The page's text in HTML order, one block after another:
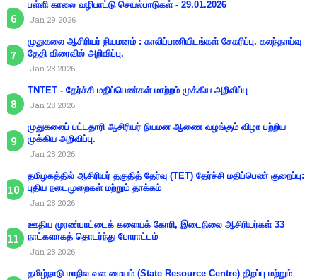
பள்ளி காலை வழிபாட்டு செயல்பாடுகள் - 29.01.2026
Jan 29 2026
முதுகலை ஆசிரியர் நியமனம் : காலிப்பணியிடங்கள் சேகரிப்பு. கலந்தாய்வு
தேதி விரைவில் அறிவிப்பு.
Jan 28 2026
TNTET - தேர்ச்சி மதிப்பெண்கள் மாற்றம் முக்கிய அறிவிப்பு
Jan 28 2026
முதுகலைப் பட்டதாரி ஆசிரியர் நியமன ஆணை வழங்கும் விழா பற்றிய
முக்கிய அறிவிப்பு.
Jan 28 2026
தமிழகத்தில் ஆசிரியர் தகுதித் தேர்வு (TET) தேர்ச்சி மதிப்பெண் குறைப்பு:
புதிய நடைமுறைகள் மற்றும் தாக்கம்
Jan 28 2026
ஊதிய முரண்பாட்டைக் களையக் கோரி, இடைநிலை ஆசிரியர்கள் 33
நாட்களாகத் தொடர்ந்து போராட்டம்
Jan 28 2026
தமிழ்நாடு மாநில வள மையம் (State Resource Centre) திறப்பு மற்றும்